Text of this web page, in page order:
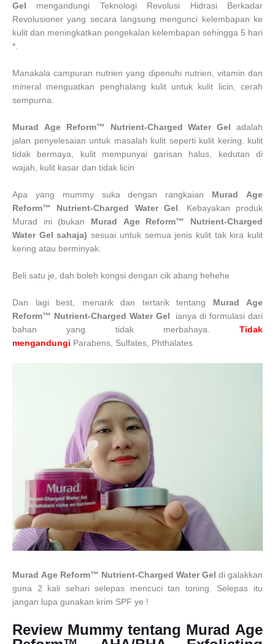
Gel mengandungi Teknologi Revolusi Hidrasi Berkadar
Revolusioner yang secara langsung mengunci kelembapan ke
kulit dan meningkatkan pengekalan kelembapan sehingga 5 hari
*.
Manakala campuran nutrien yang dipenuhi nutrien, vitamin dan
mineral menguatkan penghalang kulit untuk kulit licin, cerah
sempurna.
Murad Age Reform™ Nutrient-Charged Water Geladalah
jalan penyelesaian untuk masalah kulit seperti kulit kering. kulit
tidak bermaya, kulit mempunyai garisan halus, kedutan di
wajah, kulit kasar dan tidak licin
Apa yang mummy suka dengan rangkaian Murad Age
Reform™ Nutrient-Charged Water Gel . Kebayakan produk
Murad ini (bukan Murad Age Reform™ Nutrient-Charged
Water Gel sahaja) sesuai untuk semua jenis kulit tak kira kulit
kering atau berminyak.
Beli satu je, dah boleh kongsi dengan cik abang hehehe
Dan lagi best, menarik dan tertarik tentang Murad Age
Reform™ Nutrient-Charged Water Gel
ianya di formulasi dari
bahan yang tidak merbahaya. Tidak
mengandungi Parabens, Sulfates, Phthalates
Murad Age Reform™ Nutrient-Charged Water Gel di galakkan
guna 2 kali sehari selepas mencuci tan toning. Selepas itu
jangan lupa gunakan krim SPF ye !
Review Mummy tentang Murad Age